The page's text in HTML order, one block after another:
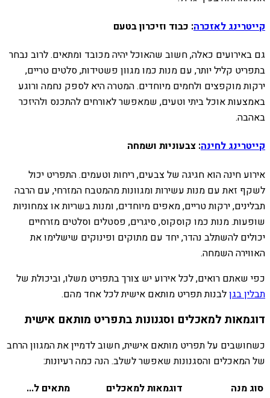
קייטרינג לאזכרה: כבוד וזיכרון בטעם
גם באירועים כאלה, חשוב שהאוכל יהיה מכובד ומתאים. לרוב נבחר
בתפריט קליל יותר, עם מנות כמו מגוון פשטידות, סלטים טריים,
ירקות מוקפצים ולחמים מיוחדים. המטרה היא לספק נחמה ורוגע
באמצעות אוכל ביתי וטעים, שמאפשר לאורחים להתכנס ולהיזכר
באהבה.
קייטרינג לחינה: צבעוניות ושמחה
אירוע חינה הוא חגיגה של צבעים, ריחות וטעמים. התפריט יכול
לשקף זאת עם מנות עשירות ומגוונות מהמטבח המזרחי, עם הרבה
תבלינים, ירקות טריים, מאפים מיוחדים, ומנות בשריות או צמחוניות
שופעות. מנות כמו קוסקוס, סיגרים, פסטלים וסלטים מזרחיים
יכולים להשתלב נהדר, יחד עם מתוקים ופינוקים שישלימו את
האווירה השמחה.
כפי שאתם רואים, לכל אירוע יש צורך בתפריט משלו, וביכולת של
תבלין בגןלבנות תפריט מותאם אישית לכל אחד מהם.
דוגמאות למאכלים וסגנונות בתפריט מותאם אישית
כשחושבים על תפריט מותאם אישית, חשוב לדמיין את המגוון הרחב
של המאכלים והסגנונות שאפשר לשלב. הנה כמה רעיונות:
סוג מנה
דוגמאות למאכלים מתאים ל...